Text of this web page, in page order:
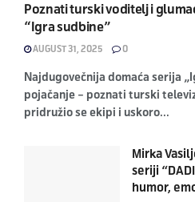
Poznati turski voditelj i
“Igra sudbine”
AUGUST 31, 2025 0
Najdugovečnija domaća serija
pojačanje – poznati turski
pridružio se ekipi i uskoro...
Mirka
seriji
humor,